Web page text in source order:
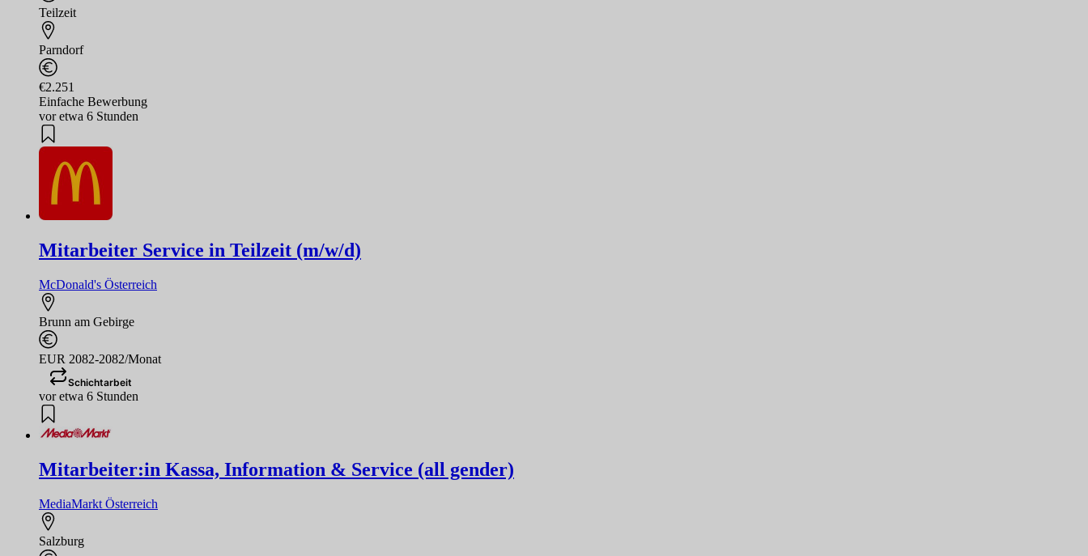
Teilzeit
Parndorf
€2.251
Einfache Bewerbung
vor etwa 6 Stunden
Mitarbeiter Service in Teilzeit (m/w/d)
McDonald's Österreich
Brunn am Gebirge
EUR 2082-2082/Monat
Schichtarbeit
vor etwa 6 Stunden
Mitarbeiter:in Kassa, Information & Service (all gender)
MediaMarkt Österreich
Salzburg